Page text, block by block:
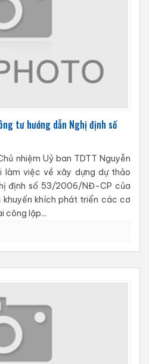
tư hướng dẫn Nghị định số
nhiệm Uỷ ban TDTT Nguyễn
làm việc về xây dựng dự thảo
định số 53/2006/NĐ-CP của
khuyến khích phát triển các cơ
công lập...